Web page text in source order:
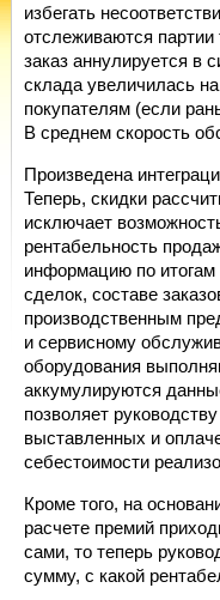
избегать
отслеживаются
заказ аннулируется в
склада увеличилась
покупателям (если
В среднем скорость
Произведена
Теперь, скидки
исключает
рентабельность
информацию по итогам
сделок, составе
производственным
и сервисному
оборудования
аккумулируются
позволяет
выставленных и
себестоимости
Кроме того, на
расчете премий
сами, то теперь
сумму, с какой